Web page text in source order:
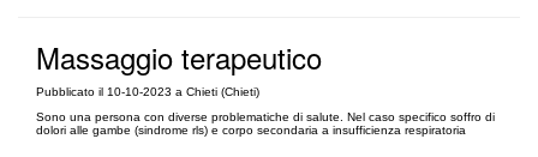
Massaggio terapeutico
Pubblicato il 10-10-2023 a Chieti (Chieti)
Sono una persona con diverse problematiche di salute. Nel caso specifico soffro di
dolori alle gambe (sindrome rls) e corpo secondaria a insufficienza respiratoria